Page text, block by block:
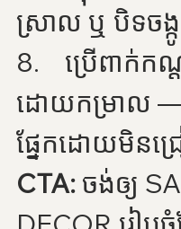
ស្រាល ឬ បិទចង្
8.    ប្រើពាក់ក
ដោយកម្រាល —
ផ្នែកដោយមិនជ្
CTA: ចង់ឲ្យ